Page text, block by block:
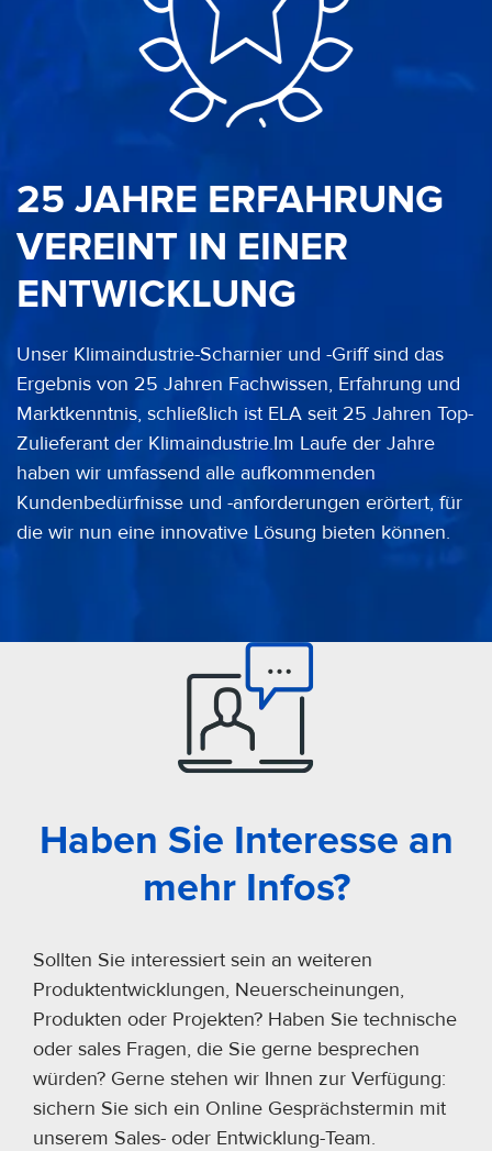
25 JAHRE ERFAHRUNG
VEREINT IN EINER
ENTWICKLUNG
Unser Klimaindustrie-Scharnier und -Griff sind das
Ergebnis von 25 Jahren Fachwissen, Erfahrung und
Marktkenntnis, schließlich ist ELA seit 25 Jahren Top-
Zulieferant der Klimaindustrie.Im Laufe der Jahre
haben wir umfassend alle aufkommenden
Kundenbedürfnisse und -anforderungen erörtert, für
die wir nun eine innovative Lösung bieten können.
Haben Sie Interesse an
mehr Infos?
Sollten Sie interessiert sein an weiteren
Produktentwicklungen, Neuerscheinungen,
Produkten oder Projekten? Haben Sie technische
oder sales Fragen, die Sie gerne besprechen
würden? Gerne stehen wir Ihnen zur Verfügung:
sichern Sie sich ein Online Gesprächstermin mit
unserem Sales- oder Entwicklung-Team.